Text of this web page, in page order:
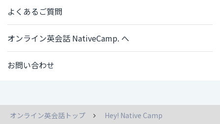
よくあるご質問
オンライン英会話 NativeCamp. へ
お問い合わせ
オンライン英会話トップ
Hey! Native Camp